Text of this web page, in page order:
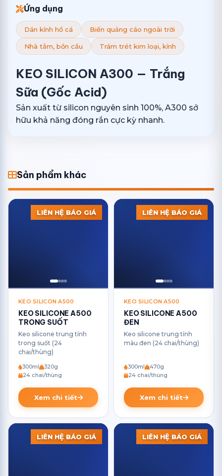
Ứng dụng
Dán kính hồ cá Biển quảng cáo ngoài trời
Nhà tắm, bồn cầu Trám trét kim loại, kính
KEO SILICON A300 — Trắng
Sữa (Gốc Acid)
Sản xuất từ silicon nguyên sinh 100%, A300 sở
hữu khả năng đóng rắn cực kỳ nhanh.
Sản phẩm khác
LIÊN HỆ BÁO GIÁ
KEO SILICON A500
KEO SILICONE A500
TRONG SUỐT
Keo silicone trung tính
trong suốt (24
chai/thùng)
300ml
320g
24 chai/thùng
Xem chi tiết
LIÊN HỆ BÁO GIÁ
KEO SILICON A500
KEO SILICONE A500
ĐEN
Keo silicone trung tính
màu đen (24 chai/thùng)
300ml
470g
24 chai/thùng
Xem chi tiết
LIÊN HỆ BÁO GIÁ LIÊN HỆ BÁO GIÁ